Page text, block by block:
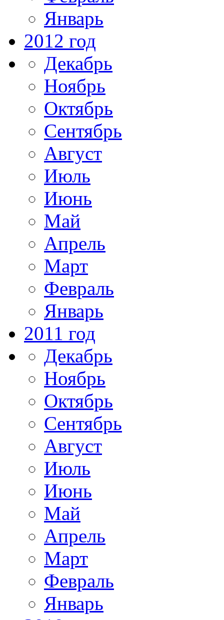
Январь
2012 год
Декабрь
Ноябрь
Октябрь
Сентябрь
Август
Июль
Июнь
Май
Апрель
Март
Февраль
Январь
2011 год
Декабрь
Ноябрь
Октябрь
Сентябрь
Август
Июль
Июнь
Май
Апрель
Март
Февраль
Январь